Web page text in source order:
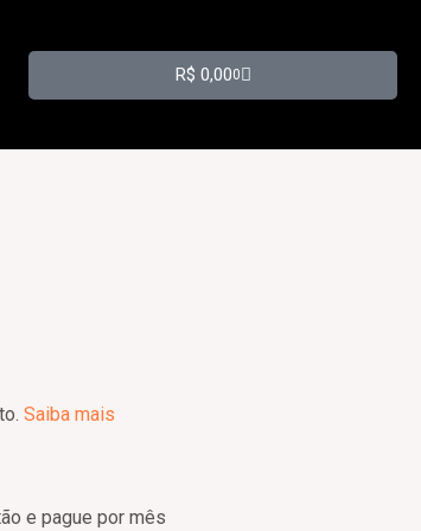
R$ 0,000
Carrinho
Saiba mais
e pague por mês